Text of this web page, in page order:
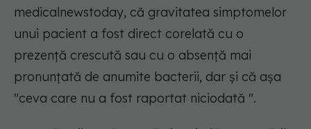
medicalnewstoday, că gravitatea simptomelor
unui pacient a fost direct corelată cu o
prezență crescută sau cu o absență mai
pronunțată de anumite bacterii, dar și că așa
"ceva care nu a fost raportat niciodată ".